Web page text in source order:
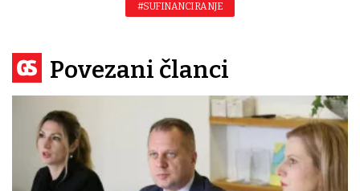
#SUFINANCIRANJE
Povezani članci